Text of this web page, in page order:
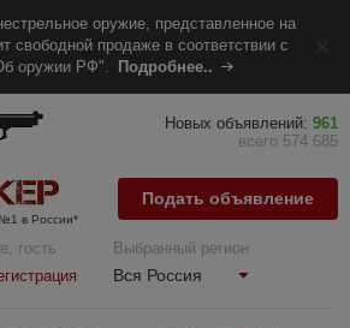
оружие, представленное на
свободной продаже в соответствии с
оружии РФ".
Подробнее..
в России*
гость
Выбранный регион
Вся Россия
Новых объявлений: 961
всего 574 685
Подать объявление